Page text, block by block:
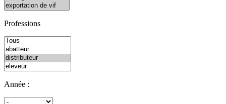
Professions
Année :